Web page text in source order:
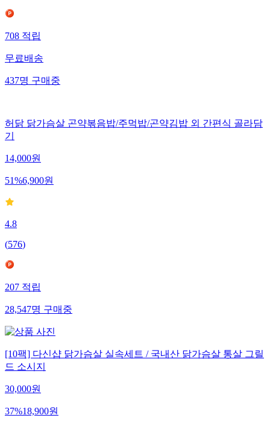
708적립
무료배송
437명구매중
허닭 닭가슴살 곤약볶음밥/주먹밥/곤약김밥 외 간편식 골라담
기
14,000원
51%6,900원
4.8
(576)
207적립
28,547명구매중
[10팩] 다신샵 닭가슴살 실속세트 / 국내산 닭가슴살 통살 그릴
드 소시지
30,000원
37%18,900원